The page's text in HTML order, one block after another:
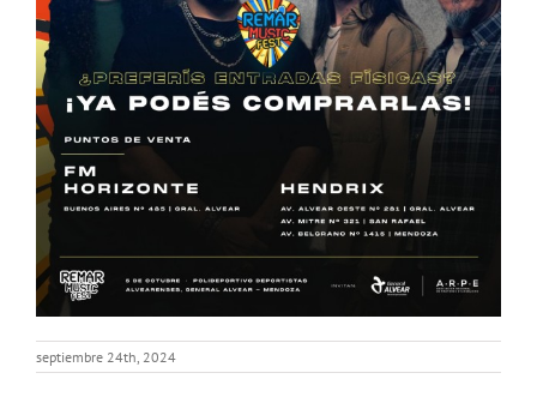
septiembre 24th, 2024